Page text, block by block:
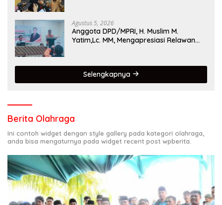
Agustus 5, 2026
Anggota DPD/MPRI, H. Muslim M.
Yatim,Lc. MM, Mengapresiasi Relawan
Selengkapnya
Berita Olahraga
Ini contoh widget dengan style gallery pada kategori olahraga,
anda bisa mengaturnya pada widget recent post wpberita.